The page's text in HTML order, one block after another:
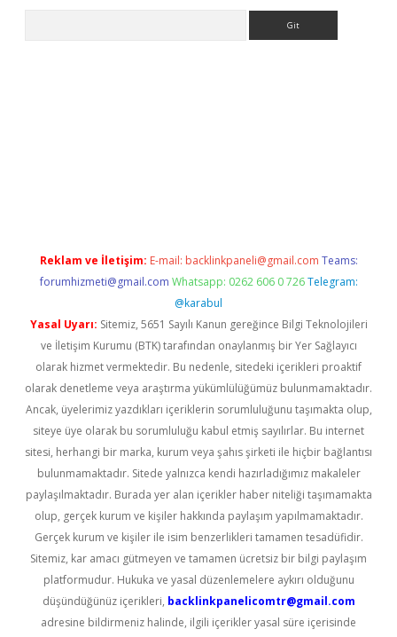
Reklam ve İletişim: E-mail: backlinkpaneli@gmail.com Teams:
forumhizmeti@gmail.com Whatsapp: 0262 606 0 726 Telegram:
@karabul
Yasal Uyarı: Sitemiz, 5651 Sayılı Kanun gereğince Bilgi Teknolojileri
ve İletişim Kurumu (BTK) tarafından onaylanmış bir Yer Sağlayıcı
olarak hizmet vermektedir. Bu nedenle, sitedeki içerikleri proaktif
olarak denetleme veya araştırma yükümlülüğümüz bulunmamaktadır.
Ancak, üyelerimiz yazdıkları içeriklerin sorumluluğunu taşımakta olup,
siteye üye olarak bu sorumluluğu kabul etmiş sayılırlar. Bu internet
sitesi, herhangi bir marka, kurum veya şahıs şirketi ile hiçbir bağlantısı
bulunmamaktadır. Sitede yalnızca kendi hazırladığımız makaleler
paylaşılmaktadır. Burada yer alan içerikler haber niteliği taşımamakta
olup, gerçek kurum ve kişiler hakkında paylaşım yapılmamaktadır.
Gerçek kurum ve kişiler ile isim benzerlikleri tamamen tesadüfidir.
Sitemiz, kar amacı gütmeyen ve tamamen ücretsiz bir bilgi paylaşım
platformudur. Hukuka ve yasal düzenlemelere aykırı olduğunu
düşündüğünüz içerikleri, backlinkpanelicomtr@gmail.com
adresine bildirmeniz halinde, ilgili içerikler yasal süre içerisinde